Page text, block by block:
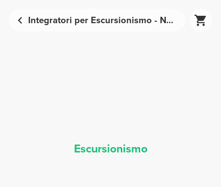
Integratori per Escursionismo - Nutrizione Sportiva | Prozis
Escursionismo